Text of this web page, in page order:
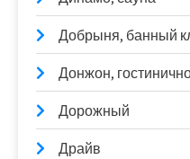
Добрыня, банный
Донжон,
Дорожный
Драйв